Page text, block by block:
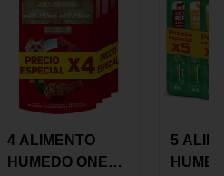
4 ALIMENTO
HUMEDO ONE
5